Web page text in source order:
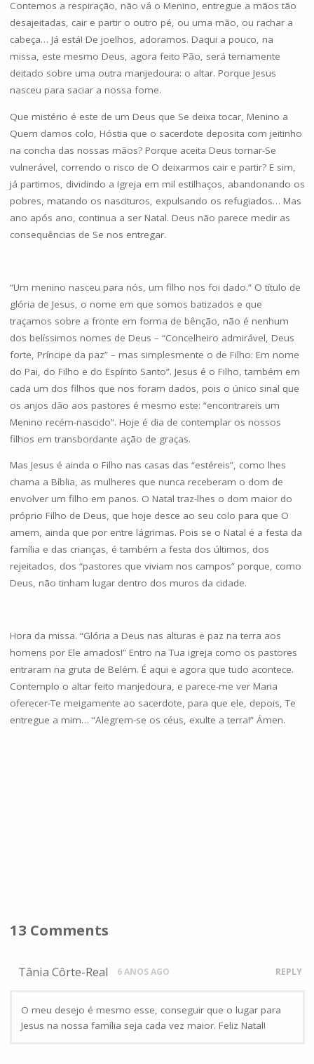
Contemos a respiração, não vá o Menino, entregue a mãos tão
desajeitadas, cair e partir o outro pé, ou uma mão, ou rachar a
cabeça… Já está! De joelhos, adoramos. Daqui a pouco, na
missa, este mesmo Deus, agora feito Pão, será ternamente
deitado sobre uma outra manjedoura: o altar. Porque Jesus
nasceu para saciar a nossa fome.
Que mistério é este de um Deus que Se deixa tocar, Menino a
Quem damos colo, Hóstia que o sacerdote deposita com jeitinho
na concha das nossas mãos? Porque aceita Deus tornar-Se
vulnerável, correndo o risco de O deixarmos cair e partir? E sim,
já partimos, dividindo a Igreja em mil estilhaços, abandonando os
pobres, matando os nascituros, expulsando os refugiados… Mas
ano após ano, continua a ser Natal. Deus não parece medir as
consequências de Se nos entregar.
“Um menino nasceu para nós, um filho nos foi dado.” O título de
glória de Jesus, o nome em que somos batizados e que
traçamos sobre a fronte em forma de bênção, não é nenhum
dos belíssimos nomes de Deus – “Concelheiro admirável, Deus
forte, Príncipe da paz” – mas simplesmente o de Filho: Em nome
do Pai, do Filho e do Espírito Santo”. Jesus é o Filho, também em
cada um dos filhos que nos foram dados, pois o único sinal que
os anjos dão aos pastores é mesmo este: “encontrareis um
Menino recém-nascido”. Hoje é dia de contemplar os nossos
filhos em transbordante ação de graças.
Mas Jesus é ainda o Filho nas casas das “estéreis”, como lhes
chama a Bíblia, as mulheres que nunca receberam o dom de
envolver um filho em panos. O Natal traz-lhes o dom maior do
próprio Filho de Deus, que hoje desce ao seu colo para que O
amem, ainda que por entre lágrimas. Pois se o Natal é a festa da
família e das crianças, é também a festa dos últimos, dos
rejeitados, dos “pastores que viviam nos campos” porque, como
Deus, não tinham lugar dentro dos muros da cidade.
Hora da missa. “Glória a Deus nas alturas e paz na terra aos
homens por Ele amados!” Entro na Tua igreja como os pastores
entraram na gruta de Belém. É aqui e agora que tudo acontece.
Contemplo o altar feito manjedoura, e parece-me ver Maria
oferecer-Te meigamente ao sacerdote, para que ele, depois, Te
entregue a mim… “Alegrem-se os céus, exulte a terra!” Ámen.
13 Comments
Tânia Côrte-Real 6 ANOS AGO REPLY
O meu desejo é mesmo esse, conseguir que o lugar para
Jesus na nossa família seja cada vez maior. Feliz Natal!